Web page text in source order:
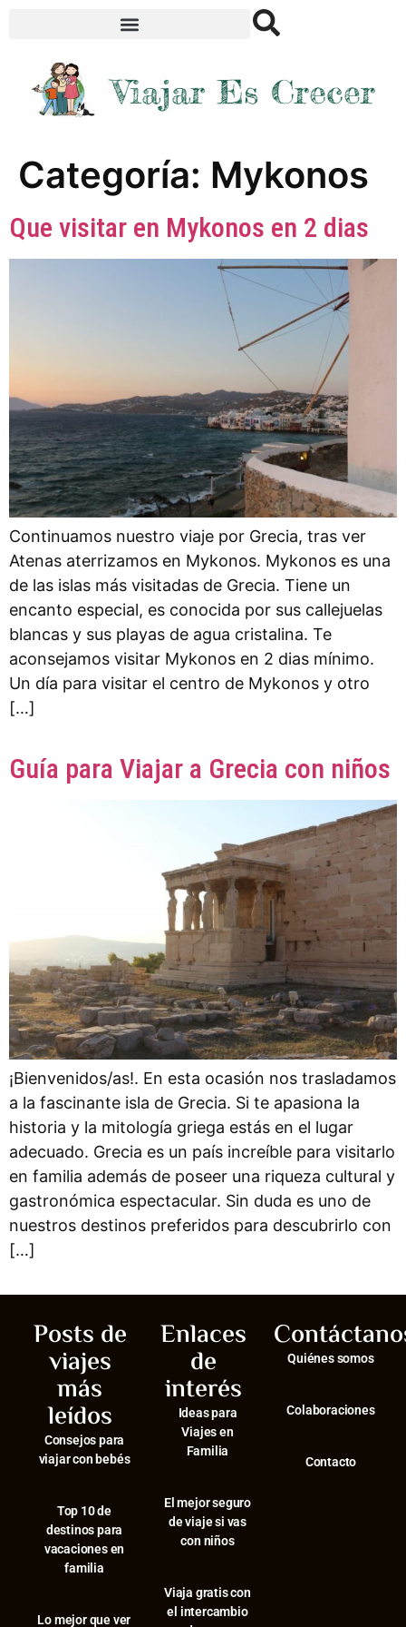
Categoría: Mykonos
Que visitar en Mykonos en 2 dias
Continuamos nuestro viaje por Grecia, tras ver
Atenas aterrizamos en Mykonos. Mykonos es una
de las islas más visitadas de Grecia. Tiene un
encanto especial, es conocida por sus callejuelas
blancas y sus playas de agua cristalina. Te
aconsejamos visitar Mykonos en 2 dias mínimo.
Un día para visitar el centro de Mykonos y otro
[…]
Guía para Viajar a Grecia con niños
¡Bienvenidos/as!. En esta ocasión nos trasladamos
a la fascinante isla de Grecia. Si te apasiona la
historia y la mitología griega estás en el lugar
adecuado. Grecia es un país increíble para visitarlo
en familia además de poseer una riqueza cultural y
gastronómica espectacular. Sin duda es uno de
nuestros destinos preferidos para descubrirlo con
[…]
Posts de
viajes
más
leídos
Consejos para
viajar con bebés
⁠Top 10 de
destinos para
vacaciones en
familia
⁠Lo mejor que ver
Enlaces
de
interés
Ideas para
Viajes en
Familia
El mejor seguro
de viaje si vas
con niños
Viaja gratis con
el intercambio
Quiénes somos
Colaboraciones
Contacto